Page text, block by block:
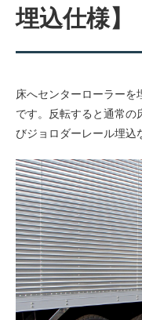
埋込仕様】
床へセンターローラーを
です。反転すると通常の
びジョロダーレール埋込